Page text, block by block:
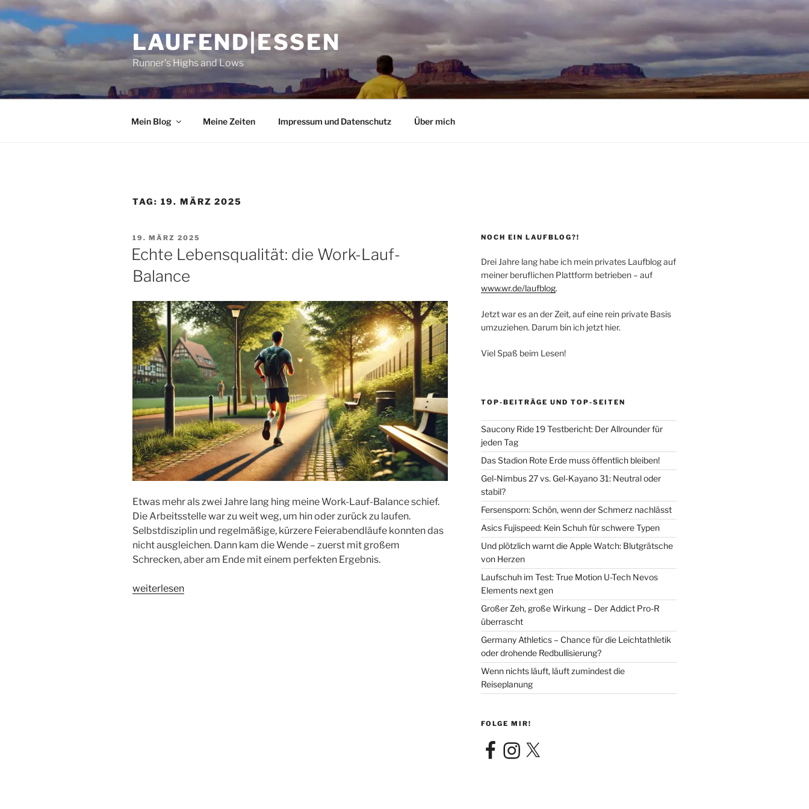
Zum
Inhalt
springen
LAUFEND|ESSEN
Runner's Highs and Lows
Mein Blog Meine Zeiten Impressum und Datenschutz Über mich
TAG: 19. MÄRZ 2025
VERÖFFENTLICHT
AM
19. MÄRZ 2025
Echte Lebensqualität: die Work-Lauf-
Balance
Etwas mehr als zwei Jahre lang hing meine Work-Lauf-Balance schief.
Die Arbeitsstelle war zu weit weg, um hin oder zurück zu laufen.
Selbstdisziplin und regelmäßige, kürzere Feierabendläufe konnten das
nicht ausgleichen. Dann kam die Wende – zuerst mit großem
Schrecken, aber am Ende mit einem perfekten Ergebnis.
„Echte
weiterlesen
NOCH EIN LAUFBLOG?!
Drei Jahre lang habe ich mein privates Laufblog auf
meiner beruflichen Plattform betrieben – auf
www.wr.de/laufblog.
Jetzt war es an der Zeit, auf eine rein private Basis
umzuziehen. Darum bin ich jetzt hier.
Viel Spaß beim Lesen!
TOP-BEITRÄGE UND TOP-SEITEN
Saucony Ride 19 Testbericht: Der Allrounder für
jeden Tag
Das Stadion Rote Erde muss öffentlich bleiben!
Gel-Nimbus 27 vs. Gel-Kayano 31: Neutral oder
stabil?
Fersensporn: Schön, wenn der Schmerz nachlässt
Asics Fujispeed: Kein Schuh für schwere Typen
Und plötzlich warnt die Apple Watch: Blutgrätsche
von Herzen
Laufschuh im Test: True Motion U-Tech Nevos
Elements next gen
Großer Zeh, große Wirkung – Der Addict Pro-R
überrascht
Germany Athletics – Chance für die Leichtathletik
oder drohende Redbullisierung?
Wenn nichts läuft, läuft zumindest die
Reiseplanung
FOLGE MIR!
FacebookInstagram
X